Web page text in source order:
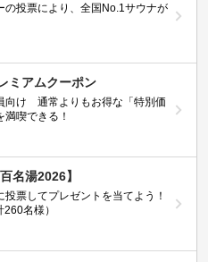
の投票により、全国No.1サウナが
ミアムクーポン
向け 通常よりもお得な「特別価
喫できる！
名湯2026】
票してプレゼントを当てよう！
260名様）